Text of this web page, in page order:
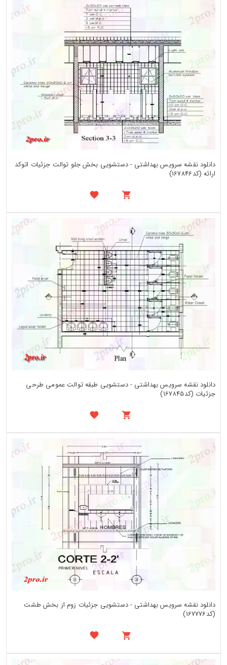
دانلود نقشه سرویس بهداشتی - دستشویی بخش جلو توالت جزئیات اتوکد
ارائه (کد167846)
دانلود نقشه سرویس بهداشتی - دستشویی طبقه توالت عمومی طرحی
جزئیات (کد167845)
دانلود نقشه سرویس بهداشتی - دستشویی جزئیات زوم از بخش طشت
(کد167776)